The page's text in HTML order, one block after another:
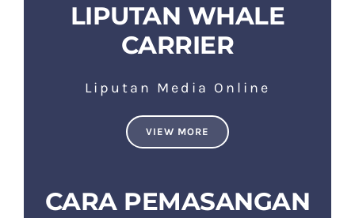
LIPUTAN WHALE
CARRIER
Liputan Media Online
VIEW MORE
CARA PEMASANGAN